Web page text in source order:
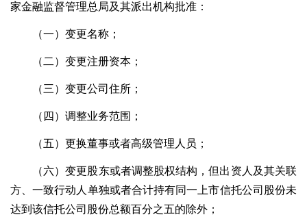
家金融监督管理总局及其派出机构批准：
（一）变更名称；
（二）变更注册资本；
（三）变更公司住所；
（四）调整业务范围；
（五）更换董事或者高级管理人员；
（六）变更股东或者调整股权结构，但出资人及其关联
方、一致行动人单独或者合计持有同一上市信托公司股份未
达到该信托公司股份总额百分之五的除外；